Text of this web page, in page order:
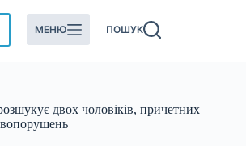
МЕНЮ ПОШУК
двох чоловіків, причетних